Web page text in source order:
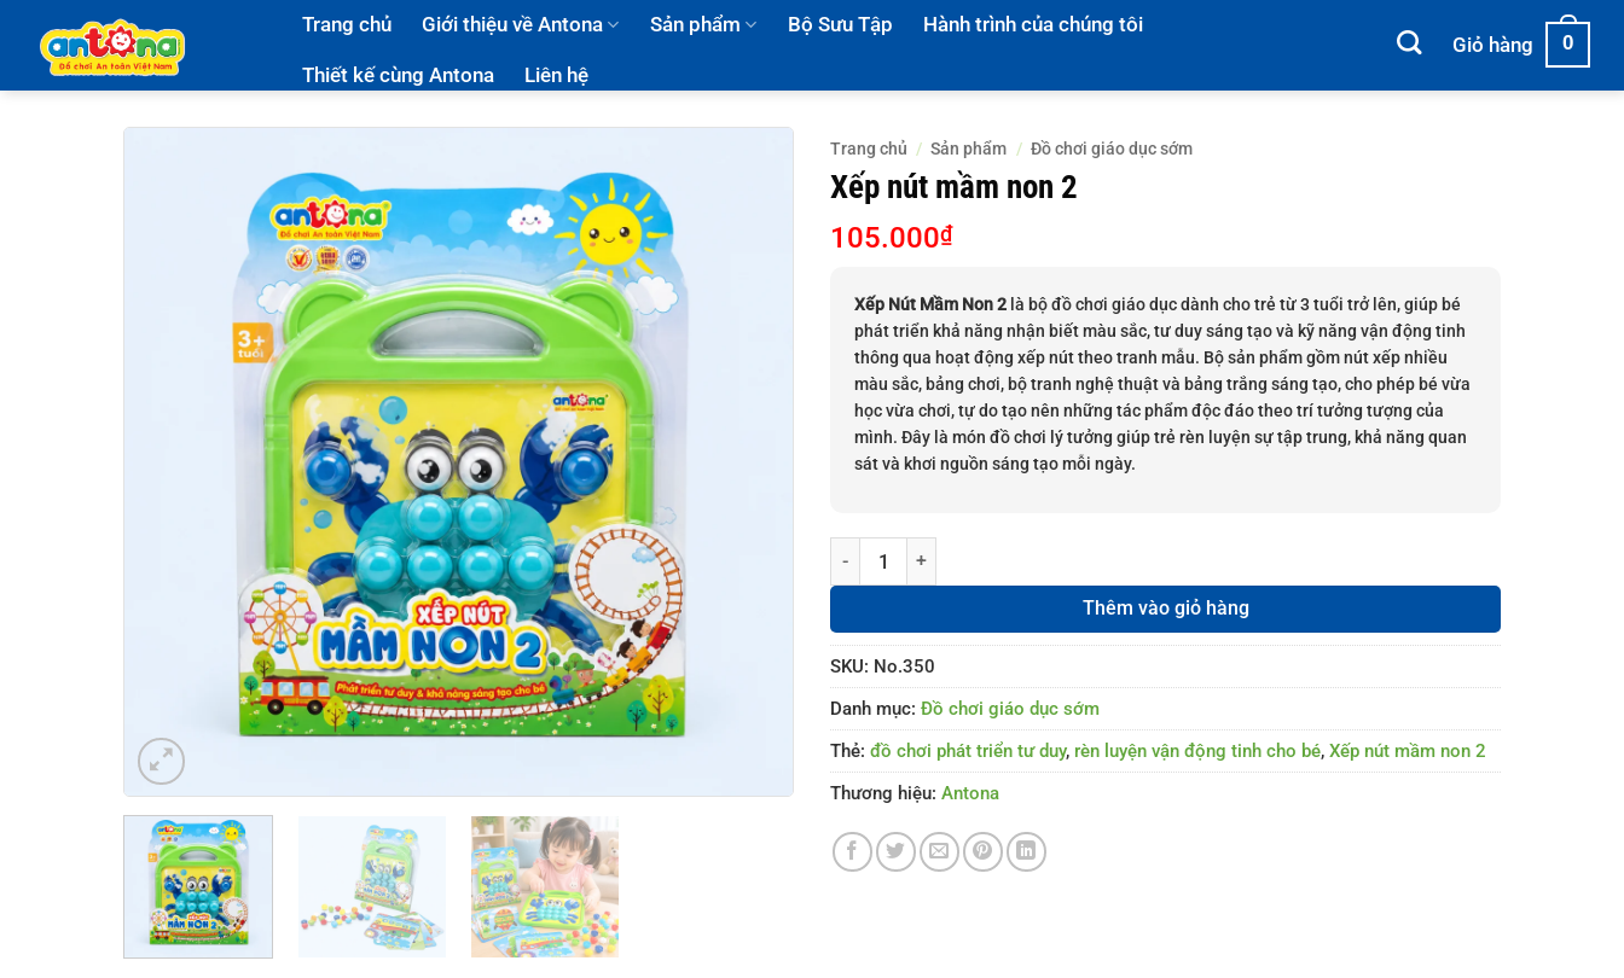
Trang chủ Giới thiệu về Antona Sản phẩm Bộ Sưu Tập Hành trình của chúng tôi
Thiết kế cùng Antona Liên hệ
Giỏ hàng 0
Trang chủ / Sản phẩm / Đồ chơi giáo dục sớm
Xếp nút mầm non 2
105.000₫
Xếp Nút Mầm Non 2 là bộ đồ chơi giáo dục dành cho trẻ từ 3 tuổi trở lên, giúp bé
phát triển khả năng nhận biết màu sắc, tư duy sáng tạo và kỹ năng vận động tinh
thông qua hoạt động xếp nút theo tranh mẫu. Bộ sản phẩm gồm nút xếp nhiều
màu sắc, bảng chơi, bộ tranh nghệ thuật và bảng trắng sáng tạo, cho phép bé vừa
học vừa chơi, tự do tạo nên những tác phẩm độc đáo theo trí tưởng tượng của
mình. Đây là món đồ chơi lý tưởng giúp trẻ rèn luyện sự tập trung, khả năng quan
sát và khơi nguồn sáng tạo mỗi ngày.
Xếp nút mầm non 2 số lượng
Thêm vào giỏ hàng
SKU: No.350
Danh mục: Đồ chơi giáo dục sớm
Thẻ: đồ chơi phát triển tư duy, rèn luyện vận động tinh cho bé, Xếp nút mầm non 2
Thương hiệu: Antona